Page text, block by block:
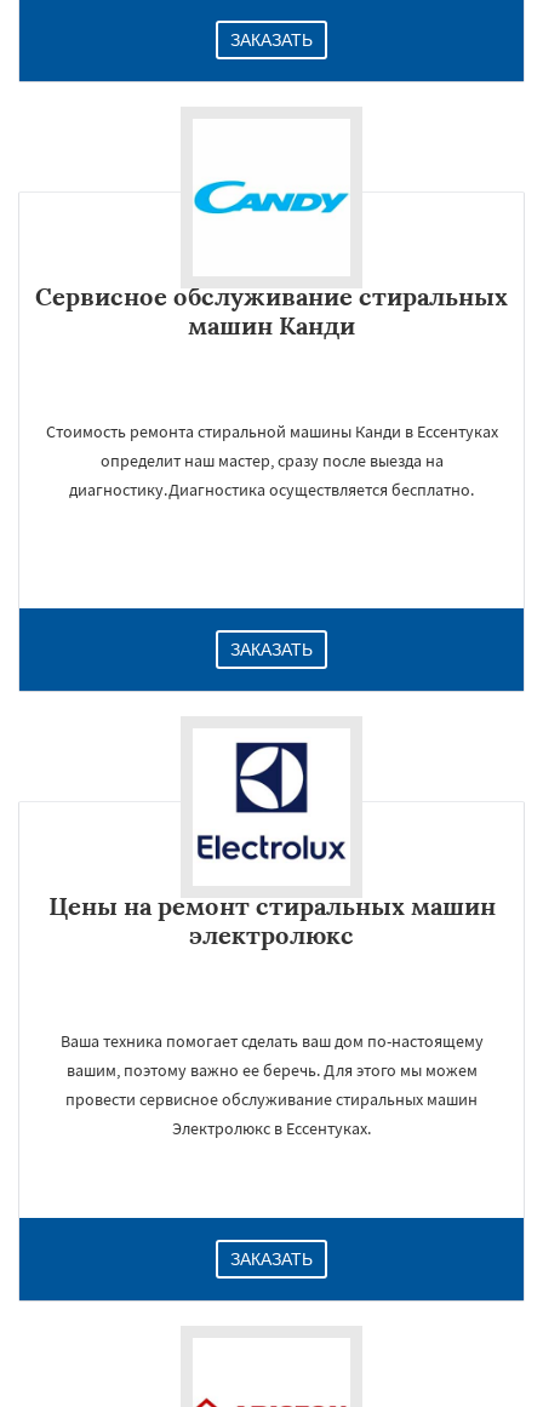
ЗАКАЗАТЬ
Сервисное обслуживание стиральных
машин Канди
Стоимость ремонта стиральной машины Канди в Ессентуках
определит наш мастер, сразу после выезда на
диагностику.Диагностика осуществляется бесплатно.
ЗАКАЗАТЬ
Цены на ремонт стиральных машин
электролюкс
Ваша техника помогает сделать ваш дом по-настоящему
вашим, поэтому важно ее беречь. Для этого мы можем
провести сервисное обслуживание стиральных машин
Электролюкс в Ессентуках.
ЗАКАЗАТЬ